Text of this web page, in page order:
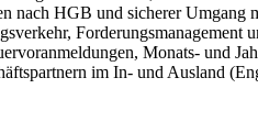
nach HGB und sicherer Umgang
Forderungsmanagement
Monats- und
im In- und Ausland